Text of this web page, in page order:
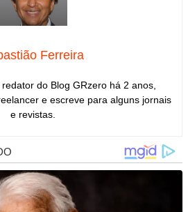
Ferreira
do Blog GRzero há 2 anos,
e escreve para alguns jornais
e revistas.